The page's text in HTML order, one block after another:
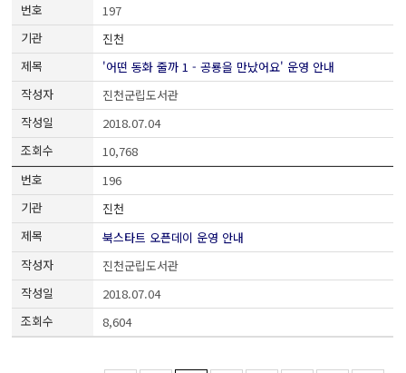
197
진천
'어떤 동화 줄까 1 - 공룡을 만났어요' 운영 안내
진천군립도서관
2018.07.04
10,768
196
진천
북스타트 오픈데이 운영 안내
진천군립도서관
2018.07.04
8,604